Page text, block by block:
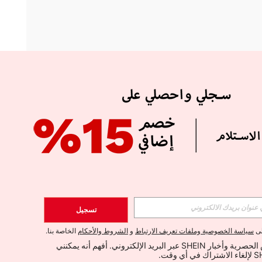
الإشتراك
اشتراك
تسجيل
سياسة الخصوصية وملفات تعريف الارتباط و الشروط والأحكام الخاصة بنا.
أود تلقي العروض الحصرية وأخبار SHEIN عبر البريد الإلكتروني. أفهم أنه يمكنني